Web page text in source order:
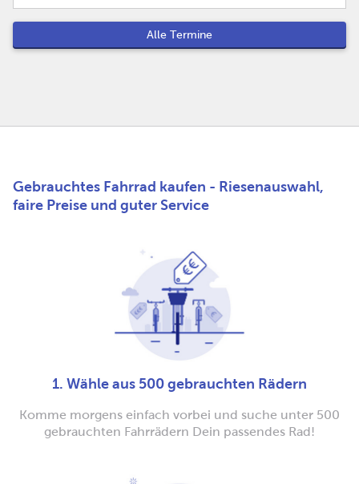
Alle Termine
Gebrauchtes Fahrrad kaufen - Riesenauswahl,
faire Preise und guter Service
1. Wähle aus 500 gebrauchten Rädern
Komme morgens einfach vorbei und suche unter 500
gebrauchten Fahrrädern Dein passendes Rad!